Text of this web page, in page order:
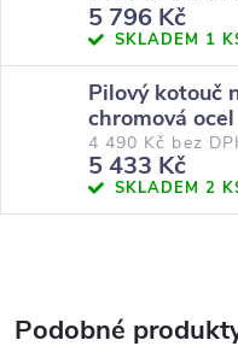
5 796 Kč
SKLADEM 1
Pilový kotouč
chromová ocel
4 490 Kč bez
5 433 Kč
SKLADEM 2